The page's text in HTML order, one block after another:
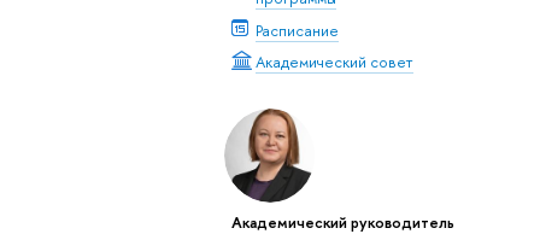
Расписание
Академический совет
Академический руководитель